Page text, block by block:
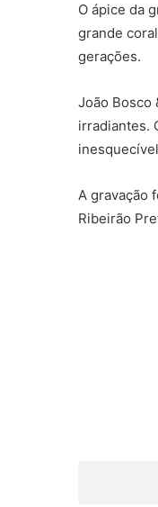
O ápice da
grande
gerações.
João Bosco
irradiantes.
A gravação
Ribeirão